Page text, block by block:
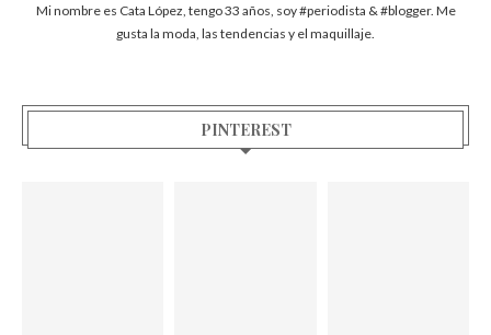
Mi nombre es Cata López, tengo 33 años, soy #periodista & #blogger. Me
gusta la moda, las tendencias y el maquillaje.
PINTEREST